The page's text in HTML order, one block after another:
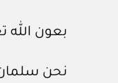
بعون الله
نحن